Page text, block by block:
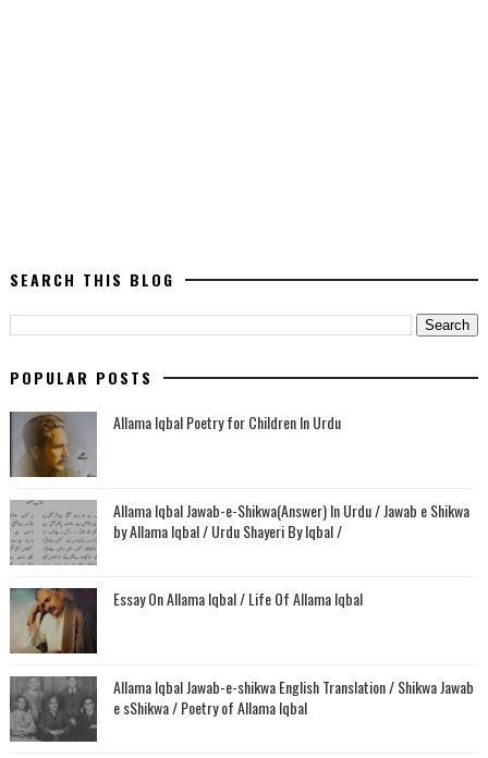
SEARCH THIS BLOG
POPULAR POSTS
Allama Iqbal Poetry for Children In Urdu
Allama Iqbal Jawab-e-Shikwa(Answer) In Urdu / Jawab e Shikwa
by Allama Iqbal / Urdu Shayeri By Iqbal /
Essay On Allama Iqbal / Life Of Allama Iqbal
Allama Iqbal Jawab-e-shikwa English Translation / Shikwa Jawab
e sShikwa / Poetry of Allama Iqbal